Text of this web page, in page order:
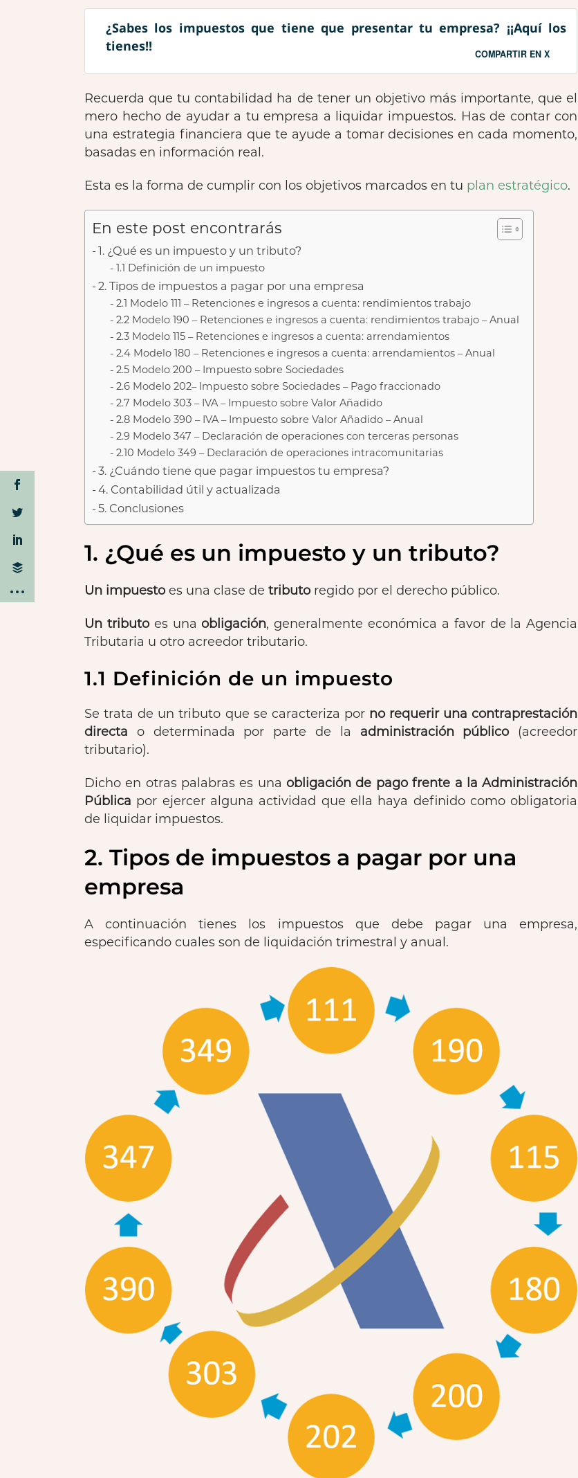
¿Sabes los impuestos que tiene que presentar tu empresa? ¡¡Aquí los
tienes!!
COMPARTIR EN X
Recuerda que tu contabilidad ha de tener un objetivo más importante, que el
mero hecho de ayudar a tu empresa a liquidar impuestos. Has de contar con
una estrategia financiera que te ayude a tomar decisiones en cada momento,
basadas en información real.
Esta es la forma de cumplir con los objetivos marcados en tu plan estratégico.
En este post encontrarás
1. ¿Qué es un impuesto y un tributo?
1.1 Definición de un impuesto
2. Tipos de impuestos a pagar por una empresa
2.1 Modelo 111 – Retenciones e ingresos a cuenta: rendimientos trabajo
2.2 Modelo 190 – Retenciones e ingresos a cuenta: rendimientos trabajo – Anual
2.3 Modelo 115 – Retenciones e ingresos a cuenta: arrendamientos
2.4 Modelo 180 – Retenciones e ingresos a cuenta: arrendamientos – Anual
2.5 Modelo 200 – Impuesto sobre Sociedades
2.6 Modelo 202– Impuesto sobre Sociedades – Pago fraccionado
2.7 Modelo 303 – IVA – Impuesto sobre Valor Añadido
2.8 Modelo 390 – IVA – Impuesto sobre Valor Añadido – Anual
2.9 Modelo 347 – Declaración de operaciones con terceras personas
2.10 Modelo 349 – Declaración de operaciones intracomunitarias
3. ¿Cuándo tiene que pagar impuestos tu empresa?
4. Contabilidad útil y actualizada
5. Conclusiones
1. ¿Qué es un impuesto y un tributo?
Un impuestoes una clase de tributoregido por el derecho público.
Un tributoes unaobligación, generalmente económica a favor de la Agencia
Tributaria u otro acreedor tributario.
1.1 Definición de un impuesto
Se trata de un tributo que se caracteriza por no requerir una contraprestación
directa o determinada por parte de la administración público(acreedor
tributario).
Dicho en otras palabras es unaobligación de pago frente a la Administración
Pública por ejercer alguna actividad que ella haya definido como obligatoria
de liquidar impuestos.
2. Tipos de impuestos a pagar por una
empresa
A continuación tienes los impuestos que debe pagar una empresa,
especificando cuales son de liquidación trimestral y anual.